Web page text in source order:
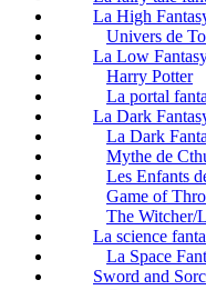
La High
Univers de
La Low
Harry Potter
La portal
La Dark
La Dark
Mythe de
Les Enfants
Game of
The Witcher/
La science
La Space
Sword and